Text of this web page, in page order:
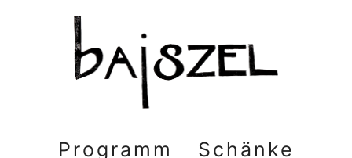
Programm Schänke